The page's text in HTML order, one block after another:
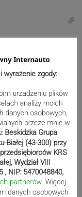
z kolei, że
a do Niemiec, tam
wynikającym z
na
Internauto
wyrażenie zgody:
urządzeniu plików
analizy moich
danych osobowych,
przeze mnie w
Beskidzka Grupa
Białej (43-300) przy
KRS
Wydział VIII
, NIP: 5470048840,
partnerów. Więcej
danych osobowych